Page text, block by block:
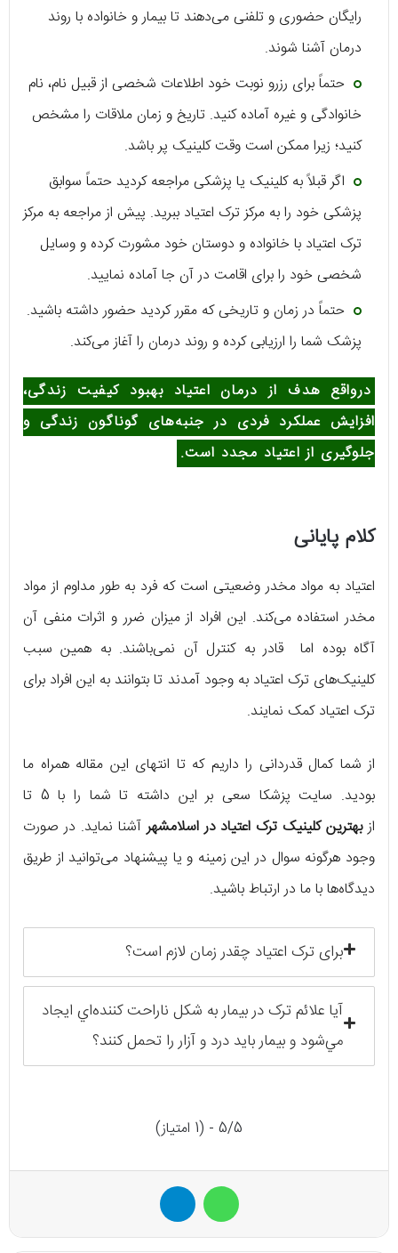
رایگان حضوری و تلفنی می‌دهند تا بیمار و خانواده با روند
درمان آشنا شوند.
حتماً برای رزرو نوبت خود اطلاعات شخصی از قبیل نام، نام
خانوادگی و غیره آماده کنید. تاریخ و زمان ملاقات را مشخص
کنید؛ زیرا ممکن است وقت کلینیک پر باشد.
اگر قبلاً به کلینیک یا پزشکی مراجعه کردید حتماً سوابق
پزشکی خود را به مرکز ترک اعتیاد ببرید. پیش از مراجعه به مرکز
ترک اعتیاد با خانواده و دوستان خود مشورت کرده و وسایل
شخصی خود را برای اقامت در آن جا آماده نمایید.
حتماً در زمان و تاریخی که مقرر کردید حضور داشته باشید.
پزشک شما را ارزیابی کرده و روند درمان را آغاز می‌کند.
درواقع هدف از درمان اعتیاد بهبود کیفیت زندگی،
افزایش عملکرد فردی در جنبه‌های گوناگون زندگی و
جلوگیری از اعتیاد مجدد است.
کلام پایانی
اعتیاد به مواد مخدر وضعیتی است که فرد به طور مداوم از مواد
مخدر استفاده می‌کند. این افراد از میزان ضرر و اثرات منفی آن
آگاه بوده اما قادر به کنترل آن نمی‌باشند. به همین سبب
کلینیک‌های ترک اعتیاد به وجود آمدند تا بتوانند به این افراد برای
ترک اعتیاد کمک نمایند.
از شما کمال قدردانی را داریم که تا انتهای این مقاله همراه ما
بودید. سایت پزشکا سعی بر این داشته تا شما را با 5 تا
ازبهترین کلینیک ترک اعتیاد در اسلامشهرآشنا نماید. در صورت
وجود هرگونه سوال در این زمینه و یا پیشنهاد می‌توانید از طریق
دیدگاه‌ها با ما در ارتباط باشید.
برای ترک اعتیاد چقدر زمان لازم است؟
آيا علائم ترک در بيمار به شكل ناراحت كننده‌اي ايجاد
مي‌شود و بیمار بايد درد و آزار را تحمل كنند؟
5/5 - (1 امتیاز)
واتس آپ